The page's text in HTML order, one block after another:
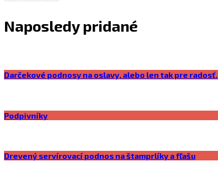
Naposledy pridané
Darčekové podnosy na oslavy, alebo len tak pre radosť.
Podpivníky
Drevený servírovací podnos na štamprlíky a fľašu